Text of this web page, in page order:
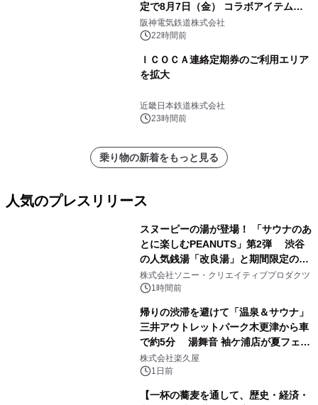
定で8月7日（金） コラボアイテムが
発売決定！
阪神電気鉄道株式会社
22時間前
ＩＣＯＣＡ連絡定期券のご利用エリア
を拡大
近畿日本鉄道株式会社
23時間前
乗り物の新着をもっと見る
人気のプレスリリース
スヌーピーの湯が登場！ 「サウナのあ
とに楽しむPEANUTS」第2弾 渋谷
の人気銭湯「改良湯」と期間限定のコ
ラボレーション サウナイキタイコラ
ボグッズも発売決定！
株式会社ソニー・クリエイティブプロダクツ
1時間前
帰りの渋滞を避けて「温泉＆サウナ」
三井アウトレットパーク木更津から車
で約5分 湯舞音 袖ケ浦店が夏フェア
メニューを提供
株式会社楽久屋
1日前
【一杯の蕎麦を通して、歴史・経済・